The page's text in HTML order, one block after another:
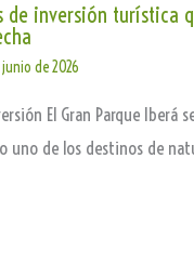
de inversión turística
de 2026
El Gran Parque Iberá
uno de los destinos de